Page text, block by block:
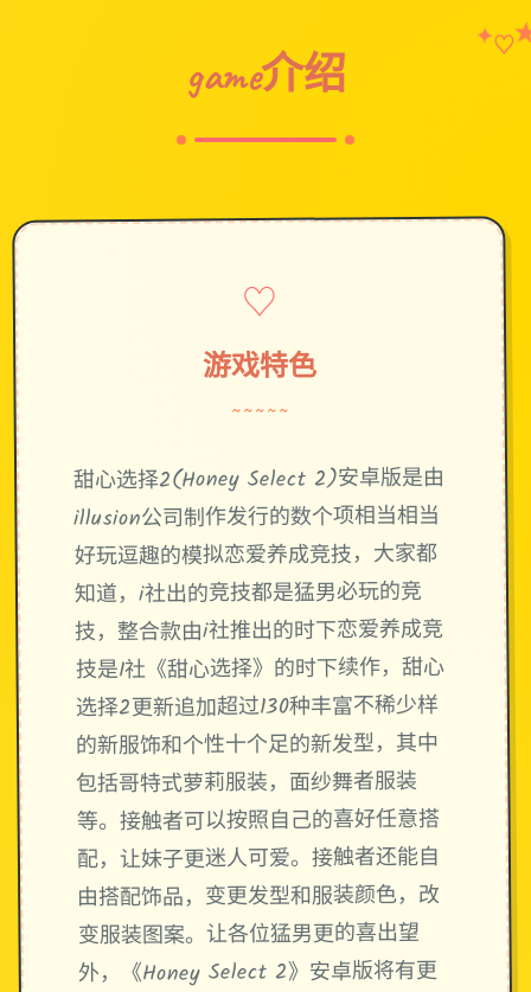
game介绍
✦♡
♡
游戏特色
~~~~~
甜心选择2(Honey Select 2)安卓版是由
illusion公司制作发行的数个项相当相当
好玩逗趣的模拟恋爱养成竞技，大家都
知道，i社出的竞技都是猛男必玩的竞
技，整合款由i社推出的时下恋爱养成竞
技是I社《甜心选择》的时下续作，甜心
选择2更新追加超过130种丰富不稀少样
的新服饰和个性十个足的新发型，其中
包括哥特式萝莉服装，面纱舞者服装
等。接触者可以按照自己的喜好任意搭
配，让妹子更迷人可爱。接触者还能自
由搭配饰品，变更发型和服装颜色，改
变服装图案。让各位猛男更的喜出望
外，《Honey Select 2》安卓版将有更